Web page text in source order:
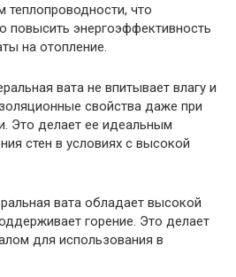
что
повысить энергоэффективность
на отопление.
вата не впитывает влагу и
свойства даже при
Это делает ее идеальным
стен в условиях с высокой
вата обладает высокой
горение. Это делает
для использования в